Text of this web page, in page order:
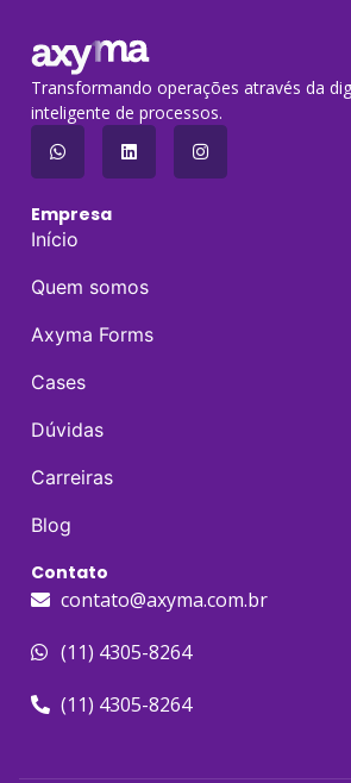
Transformando operações através da
inteligente de processos.
Empresa
Início
Quem somos
Axyma Forms
Cases
Dúvidas
Carreiras
Blog
Contato
contato@axyma.com.br
(11) 4305-8264
(11) 4305-8264